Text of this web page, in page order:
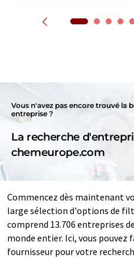
Vous n'avez pas encore trouvé la
entreprise ?
La recherche
chemeurope.com
Commencez dès maintenant
large sélection d'options de
comprend 13.706 entreprises
monde entier. Ici, vous
fournisseur pour votre